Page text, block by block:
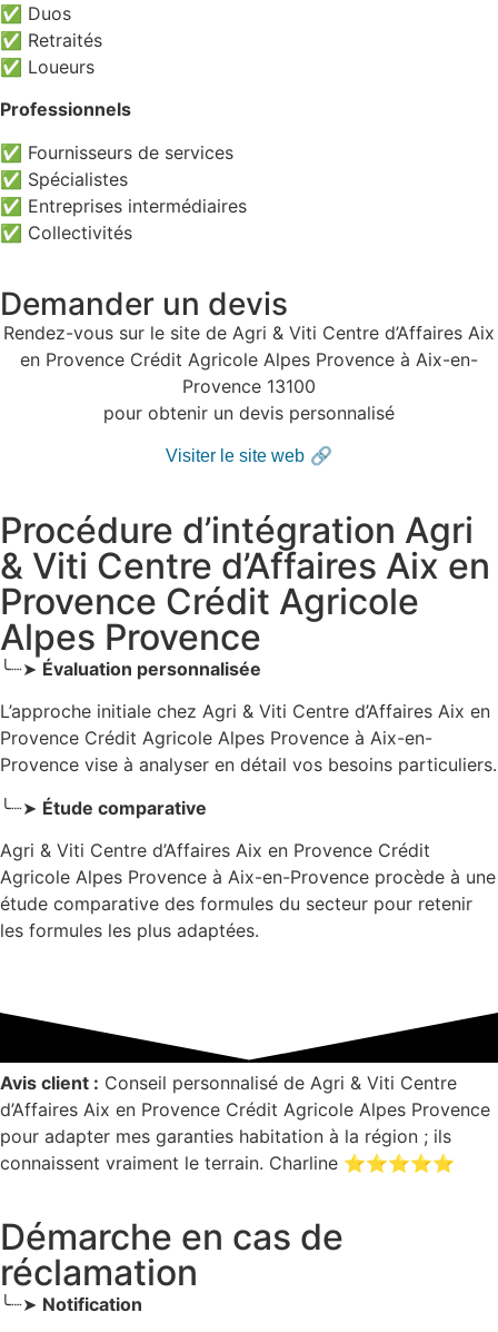
✅ Duos
✅ Retraités
✅ Loueurs
Professionnels
✅ Fournisseurs de services
✅ Spécialistes
✅ Entreprises intermédiaires
✅ Collectivités
Demander un devis
Rendez-vous sur le site de Agri & Viti Centre d’Affaires Aix
en Provence Crédit Agricole Alpes Provence à Aix-en-
Provence 13100
pour obtenir un devis personnalisé
Visiter le site web 🔗
Procédure d’intégration Agri
& Viti Centre d’Affaires Aix en
Provence Crédit Agricole
Alpes Provence
╰┈➤ Évaluation personnalisée
L’approche initiale chez Agri & Viti Centre d’Affaires Aix en
Provence Crédit Agricole Alpes Provence à Aix-en-
Provence vise à analyser en détail vos besoins particuliers.
╰┈➤ Étude comparative
Agri & Viti Centre d’Affaires Aix en Provence Crédit
Agricole Alpes Provence à Aix-en-Provence procède à une
étude comparative des formules du secteur pour retenir
les formules les plus adaptées.
Avis client : Conseil personnalisé de Agri & Viti Centre
d’Affaires Aix en Provence Crédit Agricole Alpes Provence
pour adapter mes garanties habitation à la région ; ils
connaissent vraiment le terrain. Charline ⭐⭐⭐⭐⭐
Démarche en cas de
réclamation
╰┈➤ Notification